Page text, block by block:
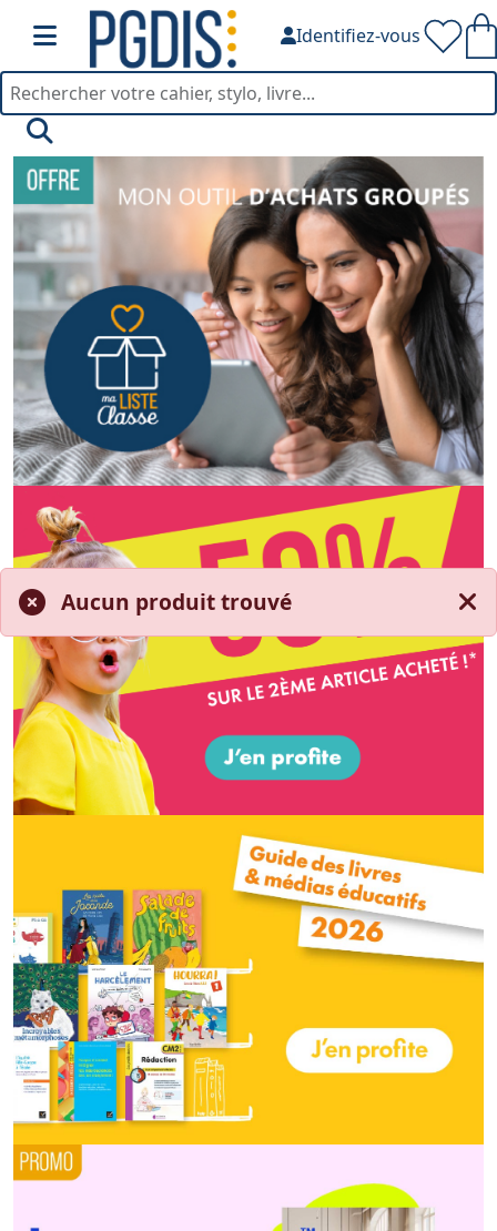
Identifiez-vous
Aucun produit trouvé
PGDIS — Fournitures de